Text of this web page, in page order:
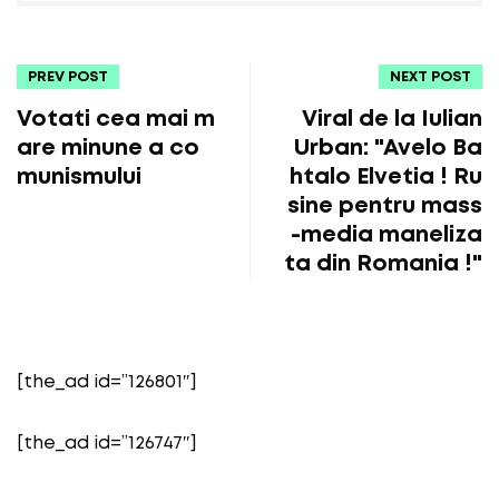
PREV POST
Votati cea mai m
are minune a co
munismului
NEXT POST
Viral de la Iulian
Urban: "Avelo Ba
htalo Elvetia ! Ru
sine pentru mass
-media maneliza
ta din Romania !"
[the_ad id=”126801″]
[the_ad id=”126747″]